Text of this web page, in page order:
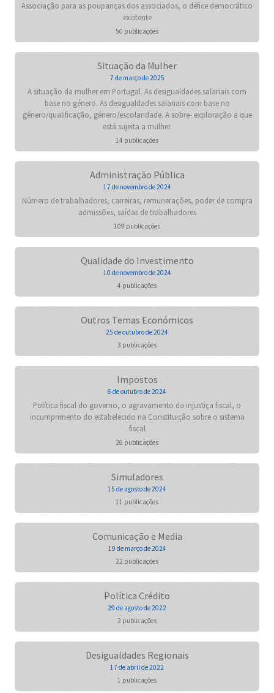
Associação para as poupanças dos associados, o défice democrático
existente
50 publicações
Situação da Mulher
7 de março de 2025
A situação da mulher em Portugal. As desigualdades salariais com
base no género. As desigualdades salariais com base no
género/qualificação, género/escolaridade. A sobre- exploração a que
está sujeita a mulher.
14 publicações
Administração Pública
17 de novembro de 2024
Número de trabalhadores, carreiras, remunerações, poder de compra
admissões, saídas de trabalhadores
109 publicações
Qualidade do Investimento
10 de novembro de 2024
4 publicações
Outros Temas Económicos
25 de outubro de 2024
3 publicações
Impostos
6 de outubro de 2024
Política fiscal do governo, o agravamento da injustiça fiscal, o
incumprimento do estabelecido na Constituição sobre o sistema
fiscal
26 publicações
Simuladores
15 de agosto de 2024
11 publicações
Comunicação e Media
19 de março de 2024
22 publicações
Política Crédito
29 de agosto de 2022
2 publicações
Desigualdades Regionais
17 de abril de 2022
1 publicações